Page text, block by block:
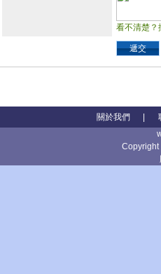
看不清楚？
遞交
關於我們